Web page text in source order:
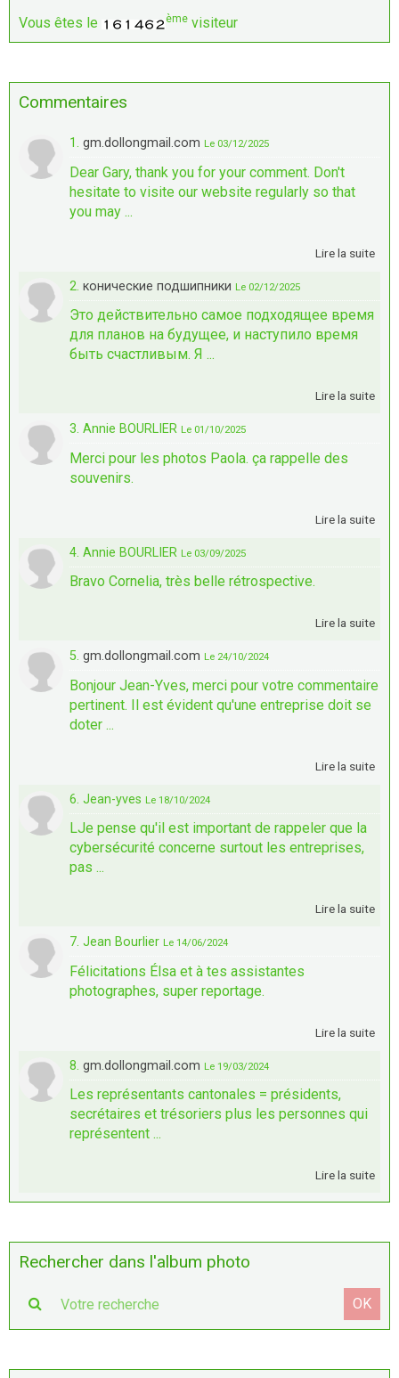
Vous êtes le ème visiteur
Commentaires
1. gm.dollongmail.com Le 03/12/2025
Dear Gary, thank you for your comment. Don't
hesitate to visite our website regularly so that
you may ...
Lire la suite
2. конические подшипники Le 02/12/2025
Это действительно самое подходящее время
для планов на будущее, и наступило время
быть счастливым. Я ...
Lire la suite
3. Annie BOURLIER Le 01/10/2025
Merci pour les photos Paola. ça rappelle des
souvenirs.
Lire la suite
4. Annie BOURLIER Le 03/09/2025
Bravo Cornelia, très belle rétrospective.
Lire la suite
5. gm.dollongmail.com Le 24/10/2024
Bonjour Jean-Yves, merci pour votre commentaire
pertinent. Il est évident qu'une entreprise doit se
doter ...
Lire la suite
6. Jean-yves Le 18/10/2024
LJe pense qu'il est important de rappeler que la
cybersécurité concerne surtout les entreprises,
pas ...
Lire la suite
7. Jean Bourlier Le 14/06/2024
Félicitations Élsa et à tes assistantes
photographes, super reportage.
Lire la suite
8. gm.dollongmail.com Le 19/03/2024
Les représentants cantonales = présidents,
secrétaires et trésoriers plus les personnes qui
représentent ...
Lire la suite
Rechercher dans l'album photo
OK